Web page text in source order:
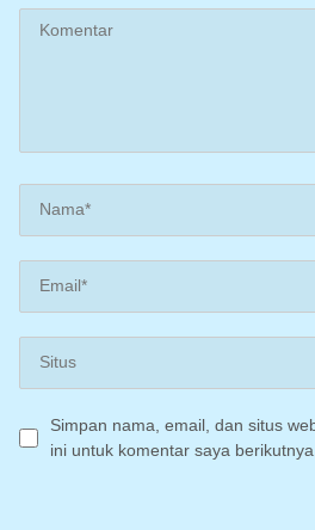
Simpan nama, email, dan situs
ini untuk komentar saya berikutnya.